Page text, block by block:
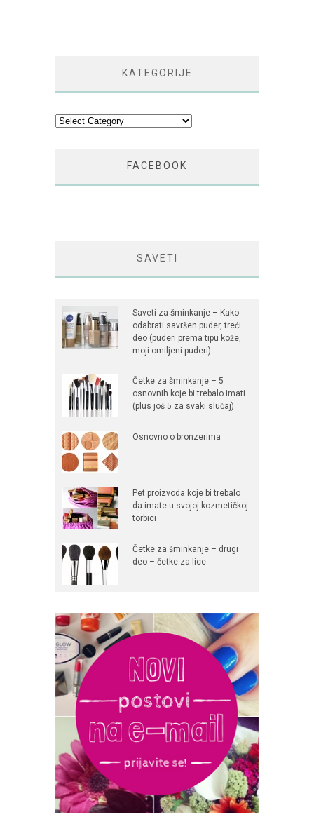
KATEGORIJE
Kategorije
FACEBOOK
SAVETI
Saveti za šminkanje – Kako
odabrati savršen puder, treći
deo (puderi prema tipu kože,
moji omiljeni puderi)
Četke za šminkanje – 5
osnovnih koje bi trebalo imati
(plus još 5 za svaki slučaj)
Osnovno o bronzerima
Pet proizvoda koje bi trebalo
da imate u svojoj kozmetičkoj
torbici
Četke za šminkanje – drugi
deo – četke za lice